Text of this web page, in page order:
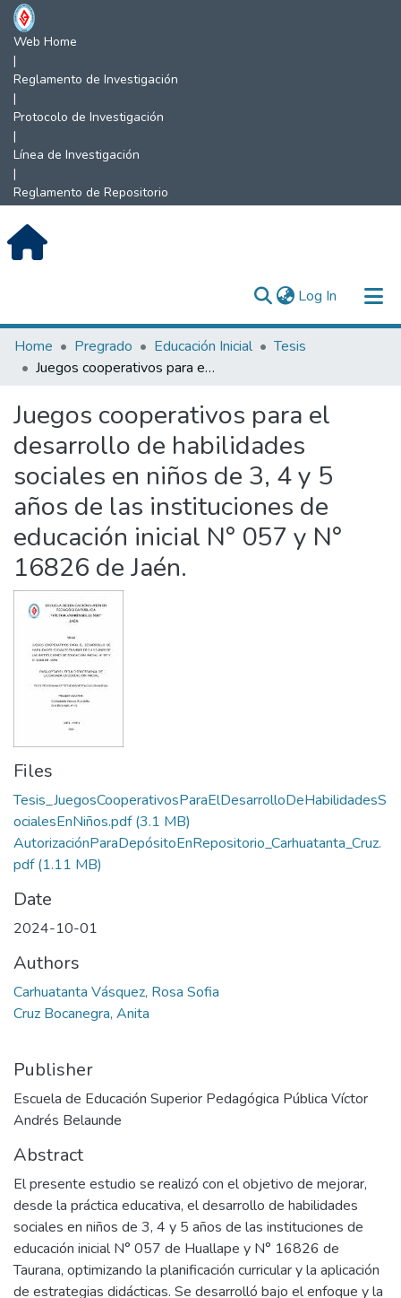
Web Home
|
Reglamento de Investigación
|
Protocolo de Investigación
|
Línea de Investigación
|
Reglamento de Repositorio
Log In (current)
Communities & Collections
All of DSpace
Statistics
Home Pregrado Educación Inicial
Tesis
Juegos cooperativos para el desarrollo de habilidades sociales en niños de 3, 4 y 5 años de las instituciones de educación inicial N° 057 y N° 16826 de Jaén.
Juegos cooperativos para el
desarrollo de habilidades
sociales en niños de 3, 4 y 5
años de las instituciones de
educación inicial N° 057 y N°
16826 de Jaén.
Files
Tesis_JuegosCooperativosParaElDesarrolloDeHabilidadesS
ocialesEnNiños.pdf(3.1 MB)
AutorizaciónParaDepósitoEnRepositorio_Carhuatanta_Cruz.
pdf(1.11 MB)
Date
2024-10-01
Authors
Carhuatanta Vásquez, Rosa Sofia
Cruz Bocanegra, Anita
Publisher
Escuela de Educación Superior Pedagógica Pública Víctor
Andrés Belaunde
Abstract
El presente estudio se realizó con el objetivo de mejorar,
desde la práctica educativa, el desarrollo de habilidades
sociales en niños de 3, 4 y 5 años de las instituciones de
educación inicial N° 057 de Huallape y N° 16826 de
Taurana, optimizando la planificación curricular y la aplicación
de estrategias didácticas. Se desarrolló bajo el enfoque y la